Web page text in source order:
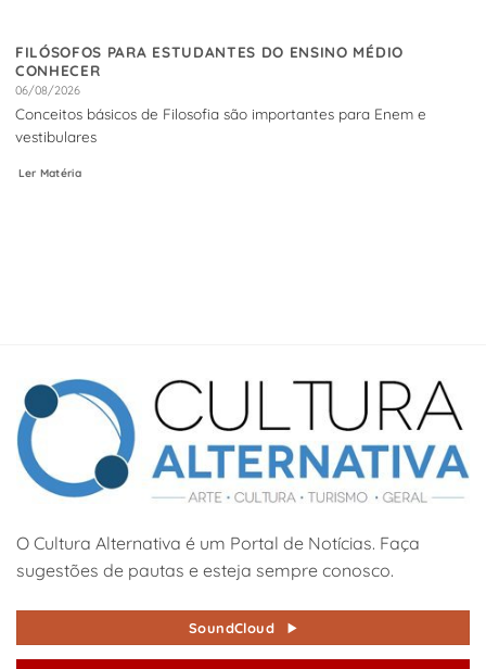
FILÓSOFOS PARA ESTUDANTES DO ENSINO MÉDIO
CONHECER
06/08/2026
Conceitos básicos de Filosofia são importantes para Enem e
vestibulares
Ler Matéria
O Cultura Alternativa é um Portal de Notícias. Faça
sugestões de pautas e esteja sempre conosco.
SoundCloud